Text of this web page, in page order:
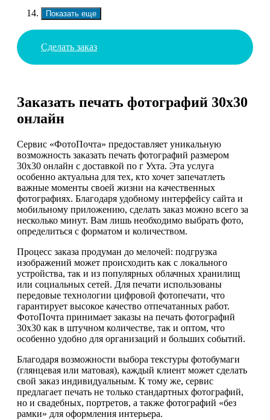
Показать еще
Сделать заказ
Заказать печать фотографий 30х30
онлайн
Сервис «ФотоПочта» предоставляет уникальную
возможность заказать печать фотографий размером
30х30 онлайн с доставкой по г Ухта. Эта услуга
особенно актуальна для тех, кто хочет запечатлеть
важные моменты своей жизни на качественных
фотографиях. Благодаря удобному интерфейсу сайта и
мобильному приложению, сделать заказ можно всего за
несколько минут. Вам лишь необходимо выбрать фото,
определиться с форматом и количеством.
Процесс заказа продуман до мелочей: подгрузка
изображений может происходить как с локального
устройства, так и из популярных облачных хранилищ
или социальных сетей. Для печати использованы
передовые технологии цифровой фотопечати, что
гарантирует высокое качество отпечатанных работ.
ФотоПочта принимает заказы на печать фотографий
30х30 как в штучном количестве, так и оптом, что
особенно удобно для организаций и больших событий.
Благодаря возможности выбора текстуры фотобумаги
(глянцевая или матовая), каждый клиент может сделать
свой заказ индивидуальным. К тому же, сервис
предлагает печать не только стандартных фотографий,
но и свадебных, портретов, а также фотографий «без
рамки» для оформления интерьера.